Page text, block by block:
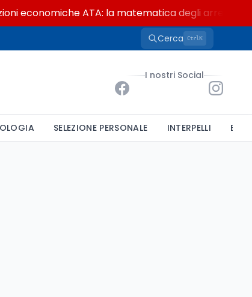
economiche ATA: la matematica degli arretrati
Cerca CtrlK
I nostri Social
SELEZIONE PERSONALE INTERPELLI